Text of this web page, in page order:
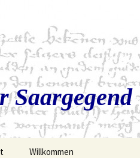
Saargegend
Willkommen